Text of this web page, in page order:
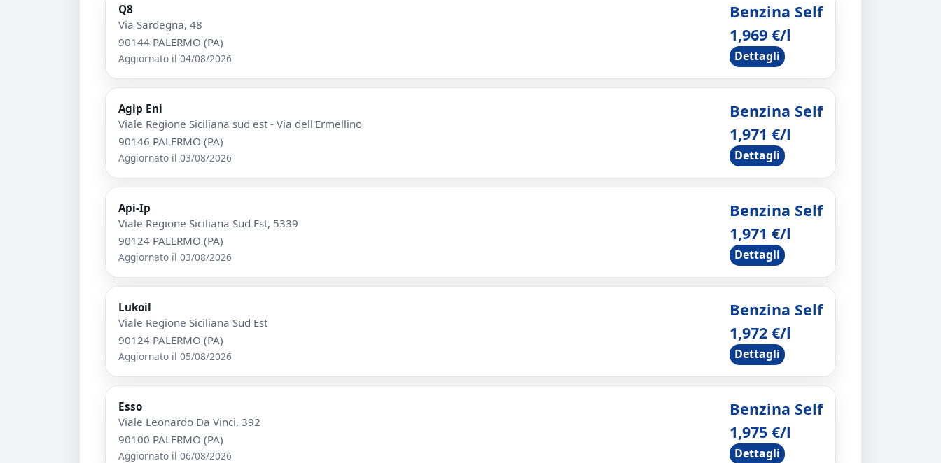
Q8
Via Sardegna, 48
90144 PALERMO (PA)
Aggiornato il 04/08/2026
Benzina Self
1,969 €/l
Dettagli
Agip Eni
Viale Regione Siciliana sud est - Via dell'Ermellino
90146 PALERMO (PA)
Aggiornato il 03/08/2026
Benzina Self
1,971 €/l
Dettagli
Api-Ip
Viale Regione Siciliana Sud Est, 5339
90124 PALERMO (PA)
Aggiornato il 03/08/2026
Benzina Self
1,971 €/l
Dettagli
Lukoil
Viale Regione Siciliana Sud Est
90124 PALERMO (PA)
Aggiornato il 05/08/2026
Benzina Self
1,972 €/l
Dettagli
Esso
Viale Leonardo Da Vinci, 392
90100 PALERMO (PA)
Aggiornato il 06/08/2026
Benzina Self
1,975 €/l
Dettagli